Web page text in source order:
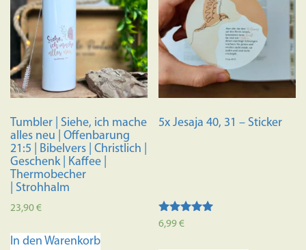
Tumbler | Siehe, ich mache
alles neu | Offenbarung
21:5 | Bibelvers | Christlich |
Geschenk | Kaffee |
Thermobecher
| Strohhalm
23,90€
In den Warenkorb
5x Jesaja 40, 31 – Sticker
Bewertet mit
6,99€